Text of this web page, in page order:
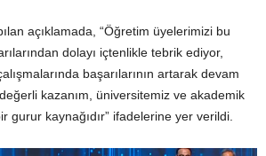
açıklamada, “Öğretim üyelerimizi bu
dolayı içtenlikle tebrik ediyor,
başarılarının artarak devam
kazanım, üniversitemiz ve akademik
gurur kaynağıdır” ifadelerine yer verildi.